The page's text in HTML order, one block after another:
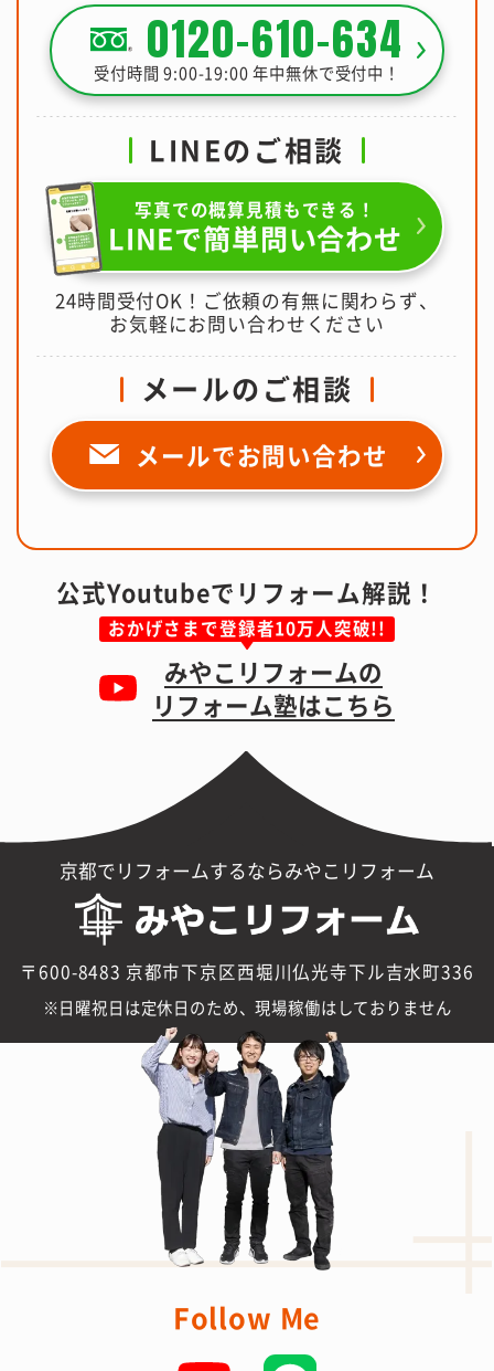
0120-610-634
受付時間 9:00-19:00 年中無休で受付中！
LINEのご相談
写真での概算見積もできる！
LINEで簡単問い合わせ
24時間受付OK！ご依頼の有無に関わらず、
お気軽にお問い合わせください
メールのご相談
メールでお問い合わせ
公式Youtubeでリフォーム解説！
おかげさまで登録者10万人突破!!
みやこリフォームの
リフォーム塾はこちら
京都でリフォームするならみやこリフォーム
〒600-8483 京都市下京区西堀川仏光寺下ル吉水町336
日曜祝日は定休日のため、現場稼働はしておりません
Follow Me